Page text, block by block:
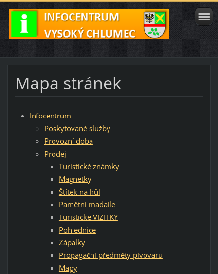
Mapa stránek
Infocentrum
Poskytované služby
Provozní doba
Prodej
Turistické známky
Magnetky
Štítek na hůl
Pamětní madaile
Turistické VIZITKY
Pohlednice
Zápalky
Propagační předměty pivovaru
Mapy